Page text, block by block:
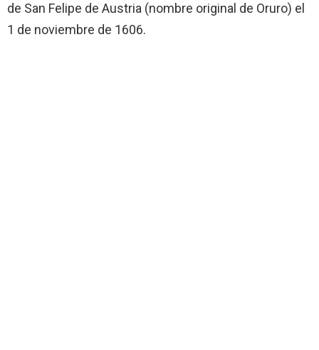
de San Felipe de Austria (nombre original de Oruro) el
1 de noviembre de 1606.